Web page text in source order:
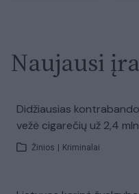
Naujausi
Didžiausias
vežė cigarečių už 2,4
Žinios Kriminalai